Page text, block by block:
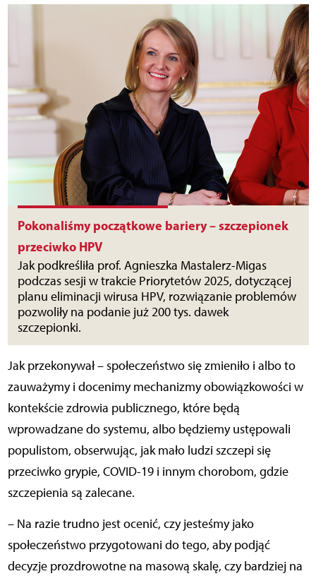
Pokonaliśmy początkowe bariery – szczepionek
przeciwko HPV
Jak podkreśliła prof. Agnieszka Mastalerz-Migas
podczas sesji w trakcie Priorytetów 2025, dotyczącej
planu eliminacji wirusa HPV, rozwiązanie problemów
pozwoliły na podanie już 200 tys. dawek
szczepionki.
Jak przekonywał – społeczeństwo się zmieniło i albo to
zauważymy i docenimy mechanizmy obowiązkowości w
kontekście zdrowia publicznego, które będą
wprowadzane do systemu, albo będziemy ustępowali
populistom, obserwując, jak mało ludzi szczepi się
przeciwko grypie, COVID-19 i innym chorobom, gdzie
szczepienia są zalecane.
– Na razie trudno jest ocenić, czy jesteśmy jako
społeczeństwo przygotowani do tego, aby podjąć
decyzje prozdrowotne na masową skalę, czy bardziej na